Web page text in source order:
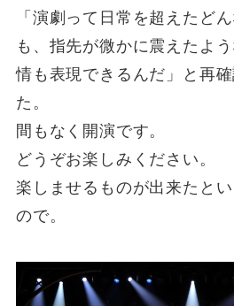
「演劇って日常を超えたど
も、指先が微かに震えたよ
情も表現できるんだ」と再
た。
間もなく開演です。
どうぞお楽しみください。
楽しませるものが出来たと
ので。